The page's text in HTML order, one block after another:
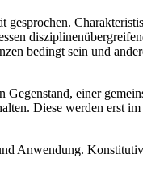
bedingt sein und
einer
Diese werden erst
Anwendung.